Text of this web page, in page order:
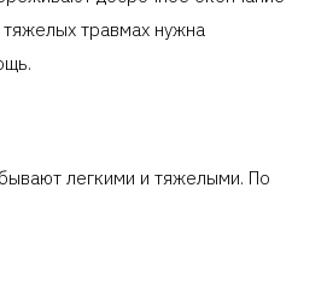
травмах нужна
легкими и тяжелыми. По